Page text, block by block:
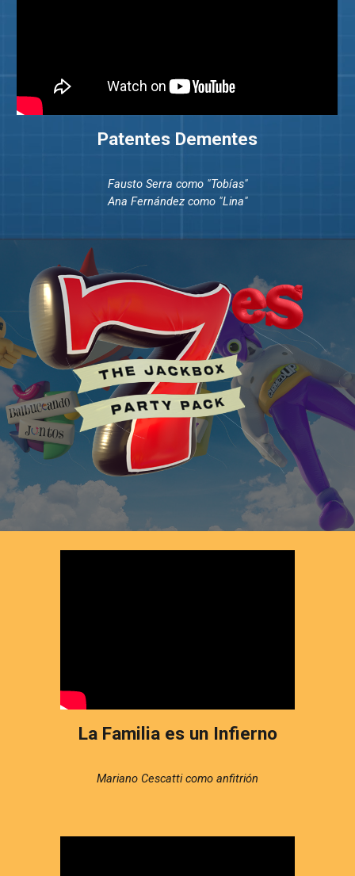
Patentes Dementes
Fausto Serra como "Tobías"
Ana Fernández como "Lina"
La Familia es un Infierno
Mariano Cescatti como anfitrión